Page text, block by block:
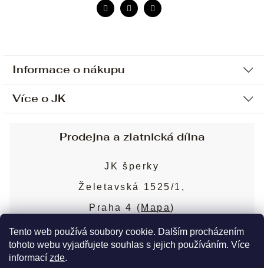
Tento web používá soubory cookie. Dalším procházením
tohoto webu vyjadřujete souhlas s jejich používáním. Více
informací zde.
Informace o nákupu
Ochrana osobních údajů
Sjednání osobní schůzky
Obchodní podmínky
Puncovní značky
Více o JK
Blog
Nejčastější dotazy
Prodejna a zlatnická dílna
JK šperky
Želetavská 1525/1,
Praha 4 ( Mapa)
Více o prodejně